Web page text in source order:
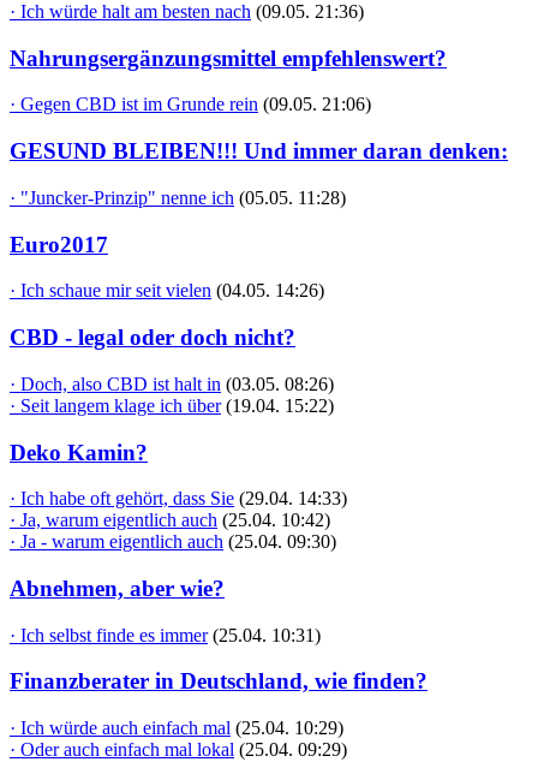
· Ich würde halt am besten nach (09.05. 21:36)
Nahrungsergänzungsmittel empfehlenswert?
· Gegen CBD ist im Grunde rein (09.05. 21:06)
GESUND BLEIBEN!!! Und immer daran denken:
· "Juncker-Prinzip" nenne ich (05.05. 11:28)
Euro2017
· Ich schaue mir seit vielen (04.05. 14:26)
CBD - legal oder doch nicht?
· Doch, also CBD ist halt in (03.05. 08:26)
· Seit langem klage ich über (19.04. 15:22)
Deko Kamin?
· Ich habe oft gehört, dass Sie (29.04. 14:33)
· Ja, warum eigentlich auch (25.04. 10:42)
· Ja - warum eigentlich auch (25.04. 09:30)
Abnehmen, aber wie?
· Ich selbst finde es immer (25.04. 10:31)
Finanzberater in Deutschland, wie finden?
· Ich würde auch einfach mal (25.04. 10:29)
· Oder auch einfach mal lokal (25.04. 09:29)